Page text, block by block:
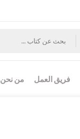
فريق العمل من نحن